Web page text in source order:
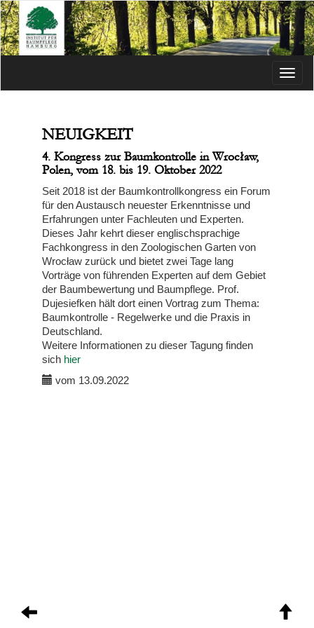
Menü
NEUIGKEIT
4. Kongress zur Baumkontrolle in Wrocław,
Polen, vom 18. bis 19. Oktober 2022
Seit 2018 ist der Baumkontrollkongress ein Forum
für den Austausch neuester Erkenntnisse und
Erfahrungen unter Fachleuten und Experten.
Dieses Jahr kehrt dieser englischsprachige
Fachkongress in den Zoologischen Garten von
Wrocław zurück und bietet zwei Tage lang
Vorträge von führenden Experten auf dem Gebiet
der Baumbewertung und Baumpflege. Prof.
Dujesiefken hält dort einen Vortrag zum Thema:
Baumkontrolle - Regelwerke und die Praxis in
Deutschland.
Weitere Informationen zu dieser Tagung finden
sich hier
vom 13.09.2022